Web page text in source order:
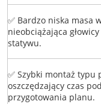
✅ Bardzo niska masa
nieobciążająca
statywu.
✅ Szybki montaż typu
oszczędzający czas
przygotowania planu.